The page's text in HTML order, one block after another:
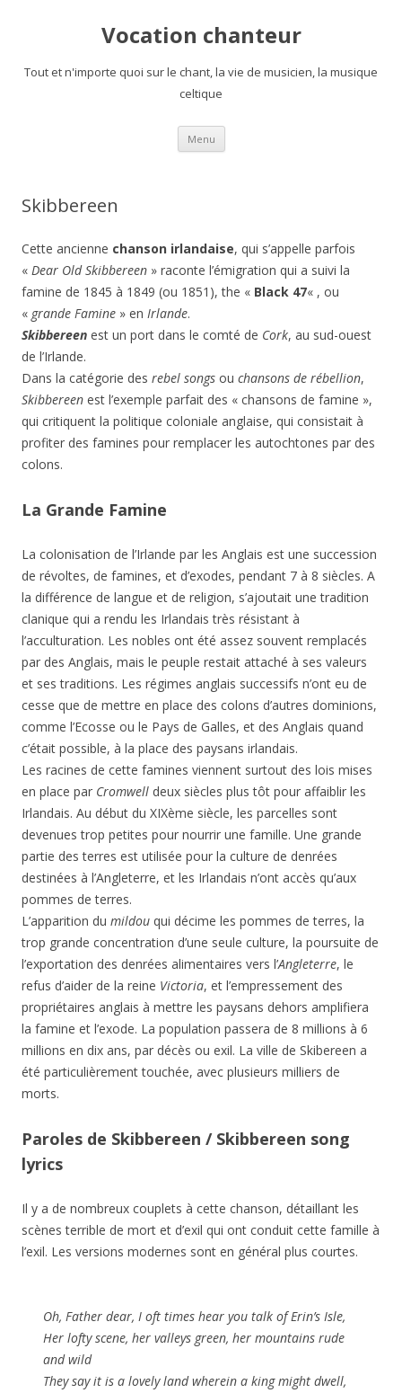
Vocation chanteur
Tout et n'importe quoi sur le chant, la vie de musicien, la musique
celtique
Menu Aller
contenu
Skibbereen
Cette ancienne chanson irlandaise, qui s’appelle parfois
« Dear Old Skibbereen » raconte l’émigration qui a suivi la
famine de 1845 à 1849 (ou 1851), the « Black 47« , ou
« grande Famine » en Irlande.
Skibbereen est un port dans le comté de Cork, au sud-ouest
de l’Irlande.
Dans la catégorie des rebel songs ou chansons de rébellion,
Skibbereen est l’exemple parfait des « chansons de famine »,
qui critiquent la politique coloniale anglaise, qui consistait à
profiter des famines pour remplacer les autochtones par des
colons.
La Grande Famine
La colonisation de l’Irlande par les Anglais est une succession
de révoltes, de famines, et d’exodes, pendant 7 à 8 siècles. A
la différence de langue et de religion, s’ajoutait une tradition
clanique qui a rendu les Irlandais très résistant à
l’acculturation. Les nobles ont été assez souvent remplacés
par des Anglais, mais le peuple restait attaché à ses valeurs
et ses traditions. Les régimes anglais successifs n’ont eu de
cesse que de mettre en place des colons d’autres dominions,
comme l’Ecosse ou le Pays de Galles, et des Anglais quand
c’était possible, à la place des paysans irlandais.
Les racines de cette famines viennent surtout des lois mises
en place par Cromwell deux siècles plus tôt pour affaiblir les
Irlandais. Au début du XIXème siècle, les parcelles sont
devenues trop petites pour nourrir une famille. Une grande
partie des terres est utilisée pour la culture de denrées
destinées à l’Angleterre, et les Irlandais n’ont accès qu’aux
pommes de terres.
L’apparition du mildou qui décime les pommes de terres, la
trop grande concentration d’une seule culture, la poursuite de
l’exportation des denrées alimentaires vers l’Angleterre, le
refus d’aider de la reine Victoria, et l’empressement des
propriétaires anglais à mettre les paysans dehors amplifiera
la famine et l’exode. La population passera de 8 millions à 6
millions en dix ans, par décès ou exil. La ville de Skibereen a
été particulièrement touchée, avec plusieurs milliers de
morts.
Paroles de Skibbereen / Skibbereen song
lyrics
Il y a de nombreux couplets à cette chanson, détaillant les
scènes terrible de mort et d’exil qui ont conduit cette famille à
l’exil. Les versions modernes sont en général plus courtes.
Oh, Father dear, I oft times hear you talk of Erin’s Isle,
Her lofty scene, her valleys green, her mountains rude
and wild
They say it is a lovely land wherein a king might dwell,